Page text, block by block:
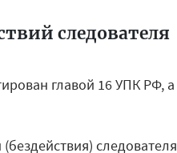
следователя
главой 16 УПК РФ, а
следователя